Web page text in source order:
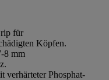
für
Köpfen.
8 mm
verhärteter Phosphat-